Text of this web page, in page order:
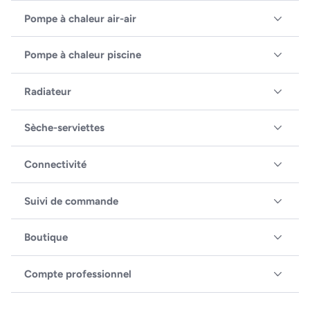
Pompe à chaleur air-air
Pompe à chaleur piscine
Radiateur
Sèche-serviettes
Connectivité
Suivi de commande
Boutique
Compte professionnel